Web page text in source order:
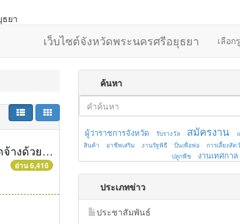
เว็บไซต์จังหวัดพระนครศรีอยุธยา เลือ
สำนักงานคลังจังหวัดพระนครศรีอยุธยา จัดโครงการฝึกอบรมเชิงปฏิบัติการ "การจัดซื้อจัดจ้างด้วยวิธีตลาดอิเล็กทรอนิกส์ (e-market)และวิธีประกวดราคาอิเล็กทรอนิกส์ (e-bidding)" ในวันที่ 4 เมษายน 2559 ณ อาคารราชภัฎ 100ปี ชั้น 2 มหาวิทยาลัยราชภัฎพระนครศรีอยุธยา
อ่าน 6,416
ค้นหา
ผู้ว่าราชการจังหวัด รับรางวัล สมัครงาน
สินค้า
อาชีพเสริม งานรัฐพิธี ปั่นเพื่อพ่อ การเลี้ยงสัตว์
ปลูกพืช
งานเทศกาล
ประเภทข่าว
ประชาสัมพันธ์